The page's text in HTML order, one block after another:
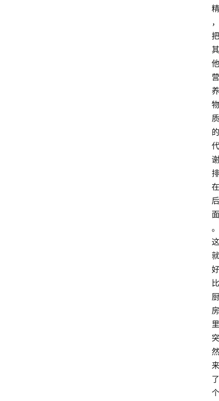
精
，
把
其
他
营
养
物
质
的
代
谢
排
在
后
面
。
这
就
好
比
厨
房
里
突
然
来
了
个